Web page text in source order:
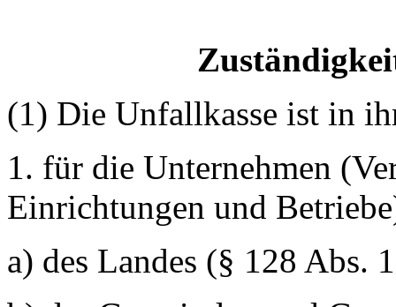
(1) Die Unfallkasse ist in
1. für die Unternehmen
Einrichtungen und
a) des Landes (§ 128 Abs.